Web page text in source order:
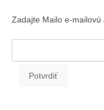
Zadajte Mailo e-